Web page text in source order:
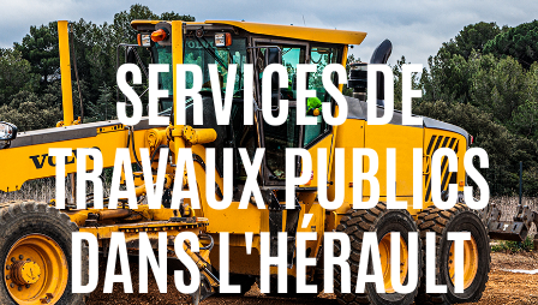
SERVICES DE
TRAVAUX PUBLICS
DANS L'HÉRAULT